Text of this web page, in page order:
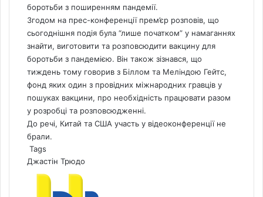
боротьби з поширенням пандемії.
Згодом на прес-конференції прем’єр розповів, що
сьогоднішня подія була “лише початком” у намаганнях
знайти, виготовити та розповсюдити вакцину для
боротьби з пандемією. Він також зізнався, що
тиждень тому говорив з Біллом та Меліндою Гейтс,
фонд яких один з провідних міжнародних гравців у
пошуках вакцини, про необхідність працювати разом
у розробці та розповсюдженні.
До речі, Китай та США участь у відеоконференції не
брали.
Tags
Джастін Трюдо